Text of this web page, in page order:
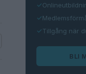
Tillgång när
BLI